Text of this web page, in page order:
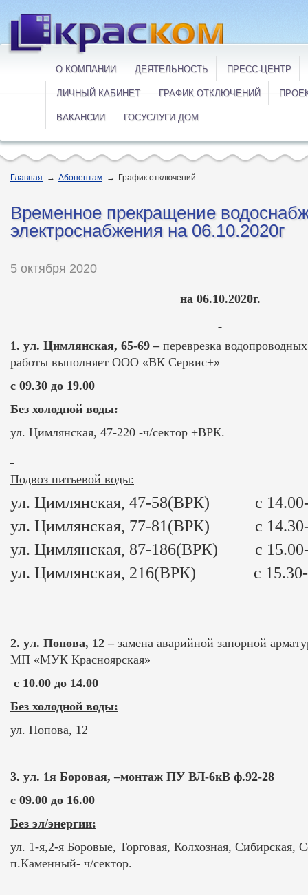
О КОМПАНИИ ДЕЯТЕЛЬНОСТЬ ПРЕСС-ЦЕНТР
ЛИЧНЫЙ КАБИНЕТ ГРАФИК ОТКЛЮЧЕНИЙ
ВАКАНСИИ ГОСУСЛУГИ ДОМ
Главная → Абонентам → График отключений
Временное прекращение
электроснабжения на 06.10.2020г
5 октября 2020
на 06.10.2020г.
1. ул. Цимлянская, 65-69 – переврезка
работы выполняет ООО «ВК Сервис+»
с 09.30 до 19.00
Без холодной воды:
ул. Цимлянская, 47-220 -ч/сектор +ВРК.
Подвоз питьевой воды:
ул. Цимлянская, 47-58(ВРК) с 14.00-
ул. Цимлянская, 77-81(ВРК) с 14.30-
ул. Цимлянская, 87-186(ВРК) с 15.00-
ул. Цимлянская, 216(ВРК) с 15.30-
2. ул. Попова, 12 – замена аварийной запорной
МП «МУК Красноярская»
с 10.00 до 14.00
Без холодной воды:
ул. Попова, 12
3. ул. 1я Боровая, –монтаж ПУ ВЛ-6кВ ф.92-28
с 09.00 до 16.00
Без эл/энергии:
ул. 1-я,2-я Боровые, Торговая, Колхозная, Сибирская,
п.Каменный- ч/сектор.